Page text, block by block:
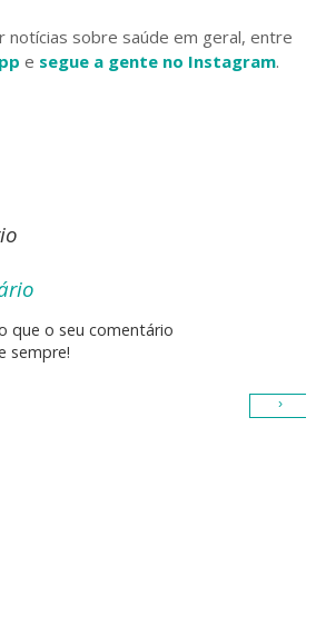
notícias sobre saúde em geral, entre
e segue a gente no Instagram.
que o seu comentário
sempre!
›